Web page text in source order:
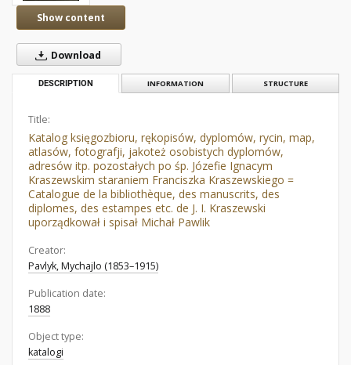
Show content
Download
DESCRIPTION INFORMATION STRUCTURE
Title:
Katalog księgozbioru, rękopisów, dyplomów, rycin, map,
atlasów, fotografji, jakoteż osobistych dyplomów,
adresów itp. pozostałych po śp. Józefie Ignacym
Kraszewskim staraniem Franciszka Kraszewskiego =
Catalogue de la bibliothèque, des manuscrits, des
diplomes, des estampes etc. de J. I. Kraszewski
uporządkował i spisał Michał Pawlik
Creator:
Pavlyk, Mychajlo (1853–1915)
Publication date:
1888
Object type:
katalogi